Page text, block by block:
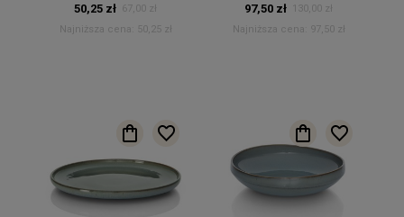
50,25 zł 67,00 zł
Najniższa cena:
50,25 zł
97,50 zł
130,00 zł
Najniższa cena:
97,50 zł